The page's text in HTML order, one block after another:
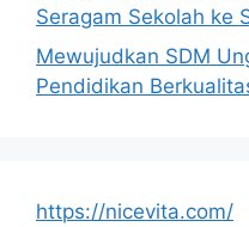
Seragam Sekolah ke
Mewujudkan SDM
Pendidikan
https://nicevita.com/